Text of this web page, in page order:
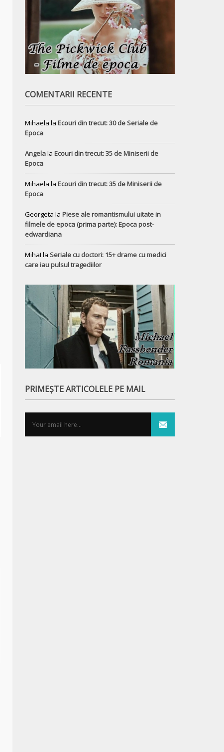
COMENTARII RECENTE
Mihaela la Ecouri din trecut: 30 de Seriale de
Epoca
Angelala Ecouri din trecut: 35 de Miniserii de
Epoca
Mihaela la Ecouri din trecut: 35 de Miniserii de
Epoca
Georgeta la Piese ale romantismului uitate in
filmele de epoca (prima parte): Epoca post-
edwardiana
MihaI la Seriale cu doctori: 15+ drame cu medici
care iau pulsul tragediilor
PRIMEȘTE ARTICOLELE PE MAIL